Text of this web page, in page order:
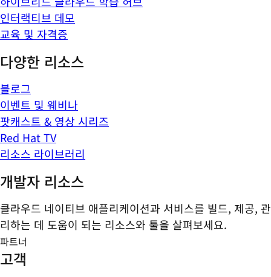
인터랙티브 데모
교육 및 자격증
다양한 리소스
블로그
이벤트 및 웨비나
팟캐스트 & 영상 시리즈
Red Hat TV
리소스 라이브러리
개발자 리소스
클라우드 네이티브 애플리케이션과 서비스를 빌드, 제공, 관
리하는 데 도움이 되는 리소스와 툴을 살펴보세요.
파트너
고객